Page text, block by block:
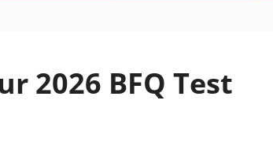
2026 BFQ Test